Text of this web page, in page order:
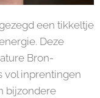
een tikkeltje
Deze
Bron-
vol inprentingen
bijzondere